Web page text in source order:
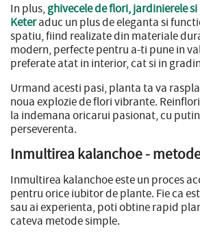
In plus,ghivecele de flori, jardinierele
Keteraduc un plus de eleganta si
spatiu, fiind realizate din materiale
modern, perfecte pentru a-ti pune in
preferate atat in interior, cat si in
Urmand acesti pasi, planta ta va
noua explozie de flori vibrante.
la indemana oricarui pasionat, cu
perseverenta.
Inmultirea kalanchoe -
Inmultirea kalanchoe este un proces
pentru orice iubitor de plante. Fie ca
sau ai experienta, poti obtine rapid
cateva metode simple.